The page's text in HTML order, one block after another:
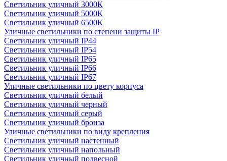
Cветильник уличный 3000К
Cветильник уличный 5000К
Cветильник уличный 6500К
Уличные светильники по степени защиты IP
Светильник уличный IP44
Светильник уличный IP54
Светильник уличный IP65
Светильник уличный IP66
Светильник уличный IP67
Уличные светильники по цвету корпуса
Светильник уличный белый
Светильник уличный черный
Светильник уличный серый
Светильник уличный бронза
Уличные светильники по виду крепления
Светильник уличный настенный
Светильник уличный напольный
Светильник уличный подвесной